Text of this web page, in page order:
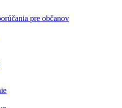
pre občanov